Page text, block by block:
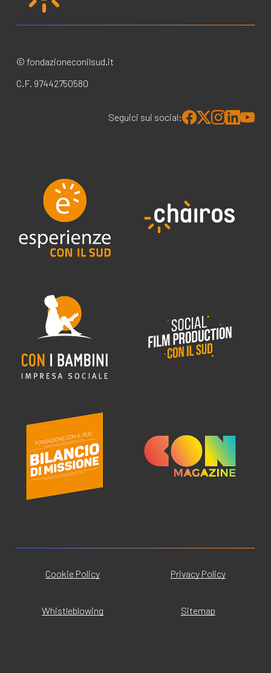
© fondazioneconilsud.it
C.F. 97442750580
Seguici sui social:
Cookie Policy Privacy Policy
Whistleblowing Sitemap